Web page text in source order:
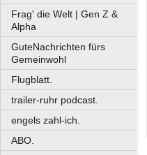
Frag' die Welt | Gen Z &
Alpha
GuteNachrichten fürs
Gemeinwohl
Flugblatt.
trailer-ruhr podcast.
engels zahl-ich.
ABO.